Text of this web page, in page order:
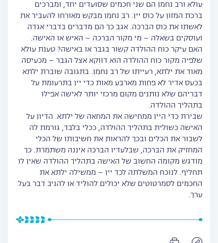
עולא ורב נחמן הם שני חכמים שסועדים יחד, ומברכים
ברכת המזון על כוס יין. רב נחמן מבקש מאורחו להעביר את
לאשתו את כוס הברכה. אגב כך הם מדברים בדברי אגדה
ועוסקים בשאלה – מי מקור הברכה – האיש או האישה.
האם עיקר כוח ההולדה קשור בגבר או באישה? טענת עולא
שלפיה מקור כוח ההולדה הוא דווקא אצל הגבר – מכעיסה
מאוד את ילתא, רעייתו של רב נחמן. בתגובה שוברת ילתא
בכעס אדיר לא פחות מארבע מאות כדי יין בתרעומת על
דבריהם שלא נותנים מקום מרכזי יותר לאישה אפילו
בתהליך ההולדה.
שבירת כדי היין ממחישה את המחאה של ילתא. הדיון על
האישה כשולית בתהליך ההולדה, ככלי בלבד, גורמת לה
לשבור את הכלים ובכך להראות את חשיבותו של הכלי
המחזיק את הברכה, שבלעדיו הברכה איננה משתמרת. כך
מודגש מקומה החשוב של האישה בתהליך ההולדה שאין לו
תחליף. לנוכח המשלתה לכד יין – ממשילה ילתא את
החכמים לסמרטוטים שלא יכולים להוליד או להניב דבר בעל
ערך.